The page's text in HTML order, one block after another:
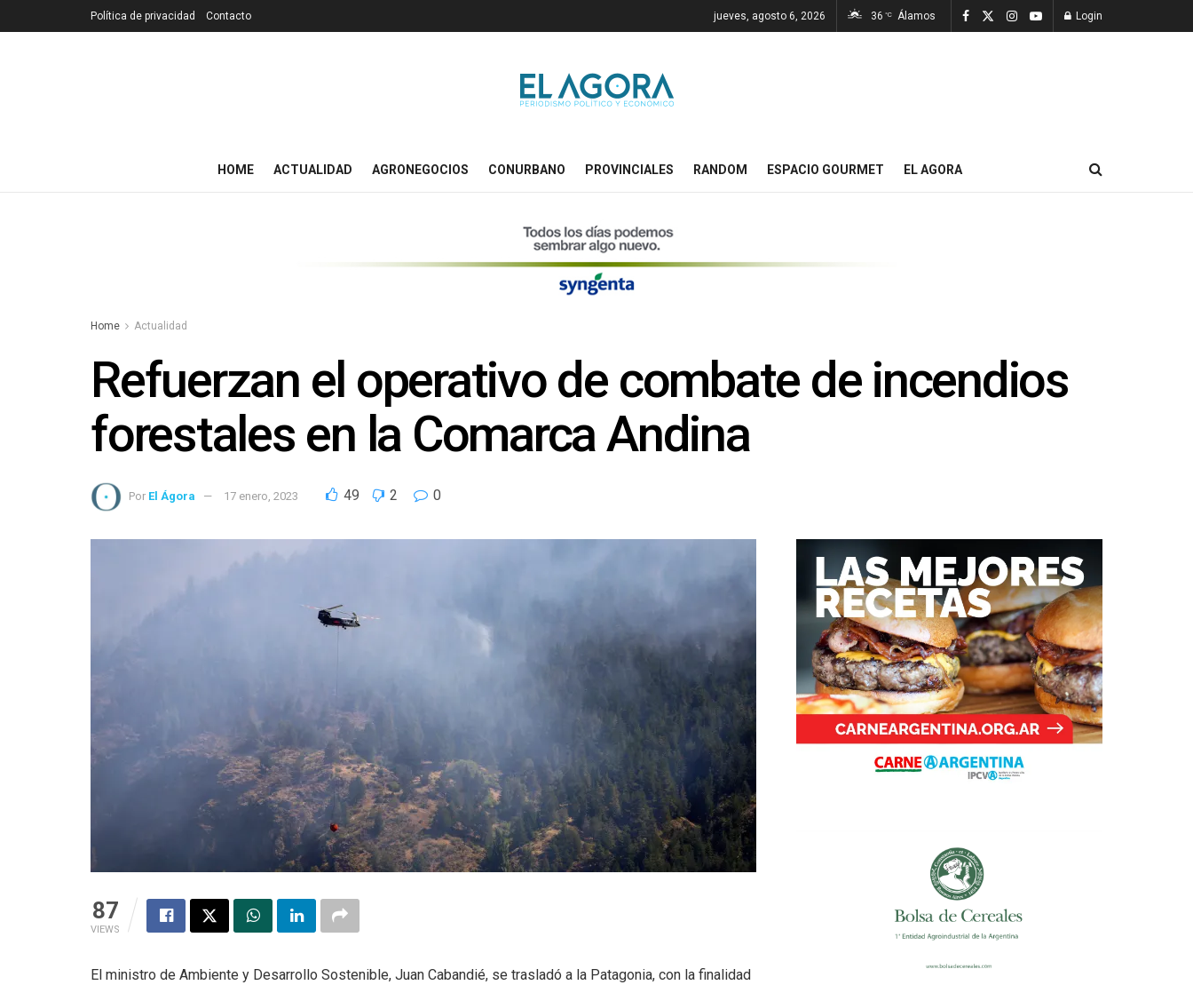
Política de privacidad Contacto jueves, agosto 6, 2026 36 °C Álamos Login
HOME ACTUALIDAD AGRONEGOCIOS CONURBANO PROVINCIALES RANDOM ESPACIO GOURMET EL AGORA
Home Actualidad
Refuerzan el operativo de combate de incendios
forestales en la Comarca Andina
Por El Ágora 17 enero, 2023 49 2 0
87
VIEWS
El ministro de Ambiente y Desarrollo Sostenible, Juan Cabandié, se trasladó a la Patagonia, con la finalidad